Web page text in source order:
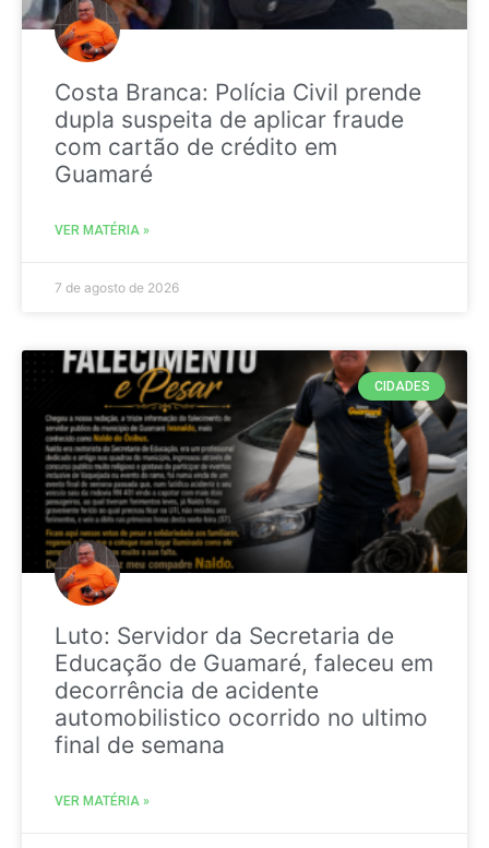
Costa Branca: Polícia Civil prende
dupla suspeita de aplicar fraude
com cartão de crédito em
Guamaré
VER MATÉRIA »
7 de agosto de 2026
CIDADES
Luto: Servidor da Secretaria de
Educação de Guamaré, faleceu em
decorrência de acidente
automobilistico ocorrido no ultimo
final de semana
VER MATÉRIA »